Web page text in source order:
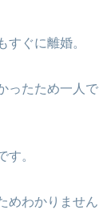
すぐに離婚。
ったため一人で
す。
めわかりません